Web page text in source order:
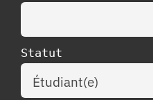
Statut